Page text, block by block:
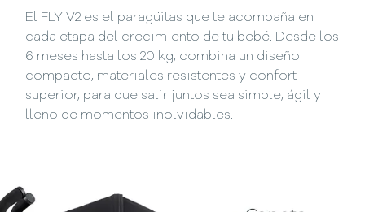
El FLY V2 es el paragüitas que te acompaña en
cada etapa del crecimiento de tu bebé. Desde los
6 meses hasta los 20 kg, combina un diseño
compacto, materiales resistentes y confort
superior, para que salir juntos sea simple, ágil y
lleno de momentos inolvidables.